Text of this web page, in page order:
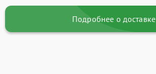
Подробнее о доставке